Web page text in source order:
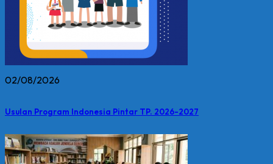
02/08/2026
Usulan Program Indonesia Pintar TP. 2026-2027